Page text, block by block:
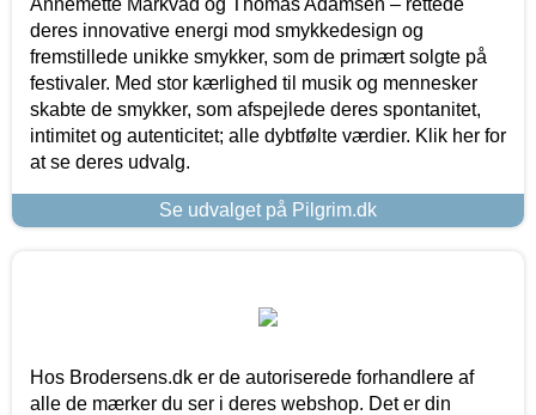
deres innovative energi mod smykkedesign og
fremstillede unikke smykker, som de primært solgte på
festivaler. Med stor kærlighed til musik og mennesker
skabte de smykker, som afspejlede deres spontanitet,
intimitet og autenticitet; alle dybtfølte værdier. Klik her for
at se deres udvalg.
Se udvalget på Pilgrim.dk
Hos Brodersens.dk er de autoriserede forhandlere af
alle de mærker du ser i deres webshop. Det er din